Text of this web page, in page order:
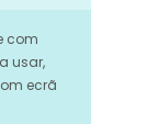
com
usar,
ecrã